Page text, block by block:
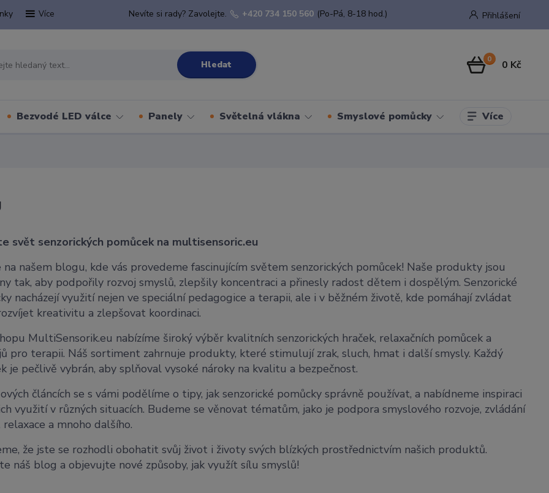
Více Přihlášení
Hledat
Nevíte si rady? Zavolejte. +420 734 150 560 (Po-Pá, 8-18 hod.)
0 0 Kč
Bezvodé LED válce Panely Světelná vlákna Smyslové pomůcky Více
svět senzorických pomůcek na multisensoric.eu
našem blogu, kde vás provedeme fascinujícím světem senzorických pomůcek! Naše produkty jsou
tak, aby podpořily rozvoj smyslů, zlepšily koncentraci a přinesly radost dětem i dospělým. Senzorické
nacházejí využití nejen ve speciální pedagogice a terapii, ale i v běžném životě, kde pomáhají zvládat
kreativitu a zlepšovat koordinaci.
MultiSensorik.eu nabízíme široký výběr kvalitních senzorických hraček, relaxačních pomůcek a
pro terapii. Náš sortiment zahrnuje produkty, které stimulují zrak, sluch, hmat i další smysly. Každý
je pečlivě vybrán, aby splňoval vysoké nároky na kvalitu a bezpečnost.
článcích se s vámi podělíme o tipy, jak senzorické pomůcky správně používat, a nabídneme inspiraci
využití v různých situacích. Budeme se věnovat tématům, jako je podpora smyslového rozvoje, zvládání
relaxace a mnoho dalšího.
že jste se rozhodli obohatit svůj život i životy svých blízkých prostřednictvím našich produktů.
náš blog a objevujte nové způsoby, jak využít sílu smyslů!